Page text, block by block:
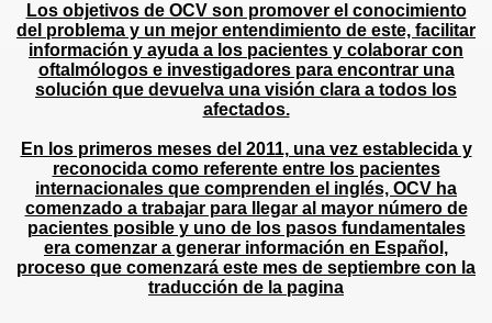
Los objetivos de OCV son promover el conocimiento
del problema y un mejor entendimiento de este, facilitar
información y ayuda a los pacientes y colaborar con
oftalmólogos e investigadores para encontrar una
solución que devuelva una visión clara a todos los
afectados.
En los primeros meses del 2011, una vez establecida y
reconocida como referente entre los pacientes
internacionales que comprenden el inglés, OCV ha
comenzado a trabajar para llegar al mayor número de
pacientes posible y uno de los pasos fundamentales
era comenzar a generar información en Español,
proceso que comenzará este mes de septiembre con la
traducción de la pagina